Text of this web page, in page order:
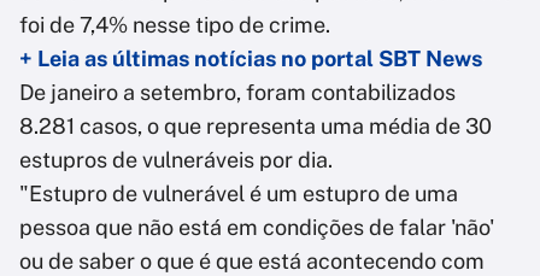
foi de 7,4% nesse tipo de crime.
+ Leia as últimas notícias no portal SBT News
De janeiro a setembro, foram contabilizados
8.281 casos, o que representa uma média de 30
estupros de vulneráveis por dia.
"Estupro de vulnerável é um estupro de uma
pessoa que não está em condições de falar 'não'
ou de saber o que é que está acontecendo com